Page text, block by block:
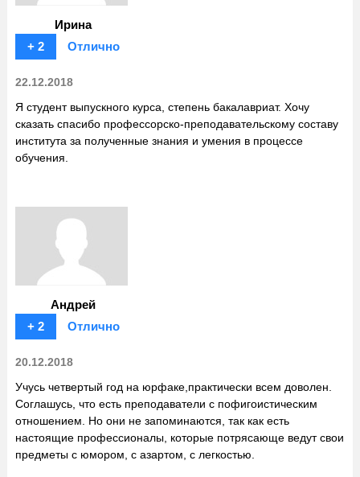
Ирина
+ 2
Отлично
22.12.2018
Я студент выпускного курса, степень бакалавриат. Хочу
сказать спасибо профессорско-преподавательскому составу
института за полученные знания и умения в процессе
обучения.
Андрей
+ 2
Отлично
20.12.2018
Учусь четвертый год на юрфаке,практически всем доволен.
Соглашусь, что есть преподаватели с пофигоистическим
отношением. Но они не запоминаются, так как есть
настоящие профессионалы, которые потрясающе ведут свои
предметы с юмором, с азартом, с легкостью.